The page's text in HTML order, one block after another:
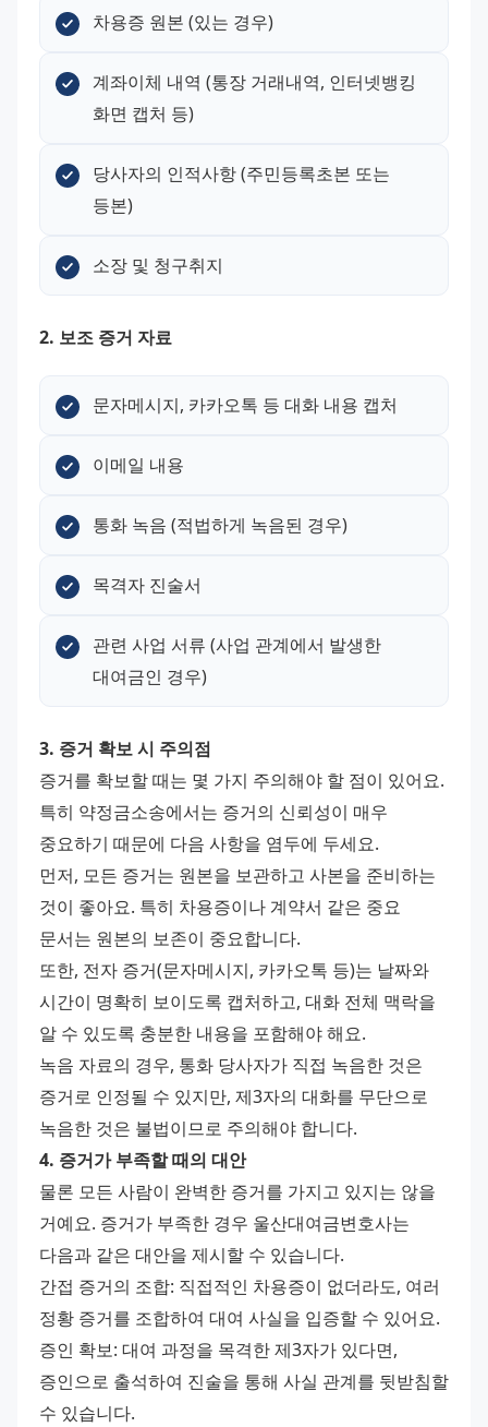
차용증 원본 (있는 경우)
계좌이체 내역 (통장 거래내역, 인터넷뱅킹
화면 캡처 등)
당사자의 인적사항 (주민등록초본 또는
등본)
소장 및 청구취지
2. 보조 증거 자료
문자메시지, 카카오톡 등 대화 내용 캡처
이메일 내용
통화 녹음 (적법하게 녹음된 경우)
목격자 진술서
관련 사업 서류 (사업 관계에서 발생한
대여금인 경우)
3. 증거 확보 시 주의점
증거를 확보할 때는 몇 가지 주의해야 할 점이 있어요.
특히 약정금소송에서는 증거의 신뢰성이 매우
중요하기 때문에 다음 사항을 염두에 두세요.
먼저, 모든 증거는 원본을 보관하고 사본을 준비하는
것이 좋아요. 특히 차용증이나 계약서 같은 중요
문서는 원본의 보존이 중요합니다.
또한, 전자 증거(문자메시지, 카카오톡 등)는 날짜와
시간이 명확히 보이도록 캡처하고, 대화 전체 맥락을
알 수 있도록 충분한 내용을 포함해야 해요.
녹음 자료의 경우, 통화 당사자가 직접 녹음한 것은
증거로 인정될 수 있지만, 제3자의 대화를 무단으로
녹음한 것은 불법이므로 주의해야 합니다.
4. 증거가 부족할 때의 대안
물론 모든 사람이 완벽한 증거를 가지고 있지는 않을
거예요. 증거가 부족한 경우 울산대여금변호사는
다음과 같은 대안을 제시할 수 있습니다.
간접 증거의 조합: 직접적인 차용증이 없더라도, 여러
정황 증거를 조합하여 대여 사실을 입증할 수 있어요.
증인 확보: 대여 과정을 목격한 제3자가 있다면,
증인으로 출석하여 진술을 통해 사실 관계를 뒷받침할
수 있습니다.